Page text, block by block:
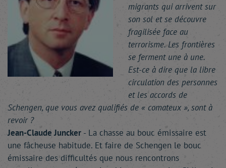
migrants qui arrivent sur
son sol et se découvre
fragilisée face au
terrorisme. Les frontières
se ferment une à une.
Est-ce à dire que la libre
circulation des personnes
et les accords de
Schengen, que vous avez qualifiés de « comateux », sont à
revoir ?
Jean-Claude Juncker - La chasse au bouc émissaire est
une fâcheuse habitude. Et faire de Schengen le bouc
émissaire des difficultés que nous rencontrons